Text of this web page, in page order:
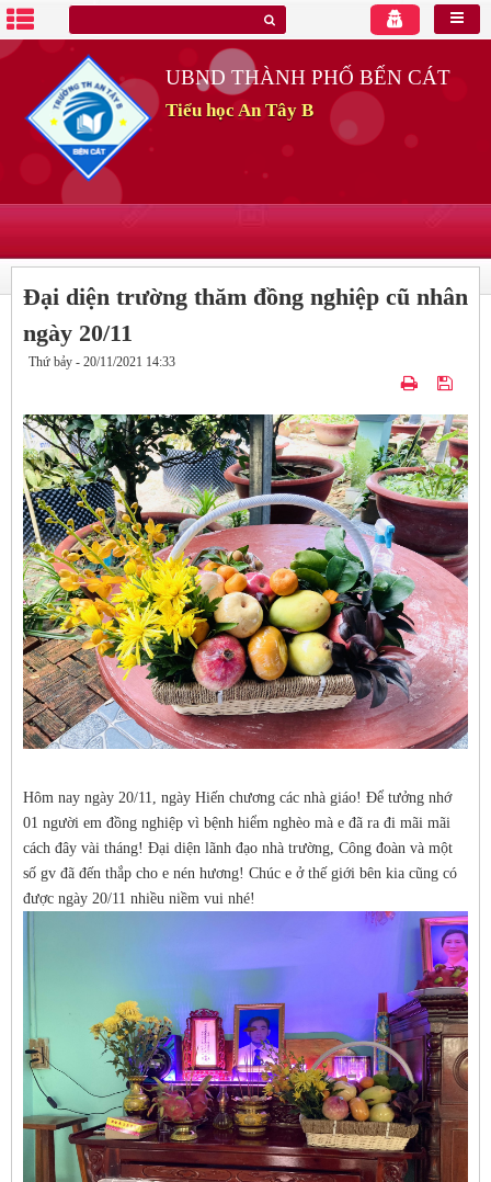
UBND THÀNH PHỐ BẾN CÁT
Tiểu học An Tây B
Đại diện trường thăm đồng nghiệp cũ nhân
ngày 20/11
Thứ bảy - 20/11/2021 14:33
Hôm nay ngày 20/11, ngày Hiến chương các nhà giáo! Để tưởng nhớ
01 người em đồng nghiệp vì bệnh hiểm nghèo mà e đã ra đi mãi mãi
cách đây vài tháng! Đại diện lãnh đạo nhà trường, Công đoàn và một
số gv đã đến thắp cho e nén hương! Chúc e ở thế giới bên kia cũng có
được ngày 20/11 nhiều niềm vui nhé!